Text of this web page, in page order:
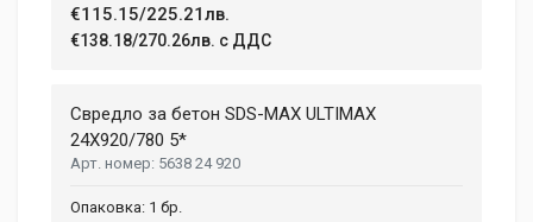
€115.15/225.21лв.
€138.18/270.26лв. с ДДС
Свредло за бетон SDS-MAX ULTIMAX
24X920/780 5*
5638 24 920
1 бр.